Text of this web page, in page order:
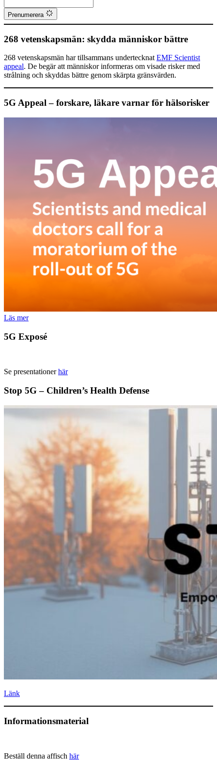
Prenumerera
268 vetenskapsmän: skydda människor bättre
268 vetenskapsmän har tillsammans undertecknatEMF Scientist
appeal. De begär att människor informeras om visade risker med
strålning och skyddas bättre genom skärpta gränsvärden.
5G Appeal – forskare, läkare varnar för hälsorisker
Läs mer
5G Exposé
Se presentationerhär
Stop 5G – Children’s Health Defense
Länk
Informationsmaterial
Beställ denna affisch här